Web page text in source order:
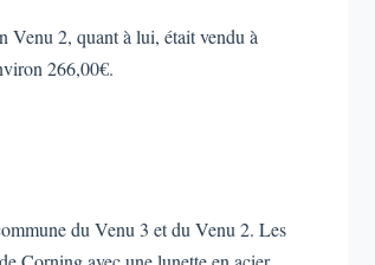
Venu 2, quant à lui, était vendu à
266,00€.
du Venu 3 et du Venu 2. Les